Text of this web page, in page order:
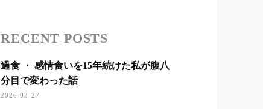
RECENT POSTS
過食 ・ 感情食いを15年続けた私が腹八
分目で変わった話
2026-03-27